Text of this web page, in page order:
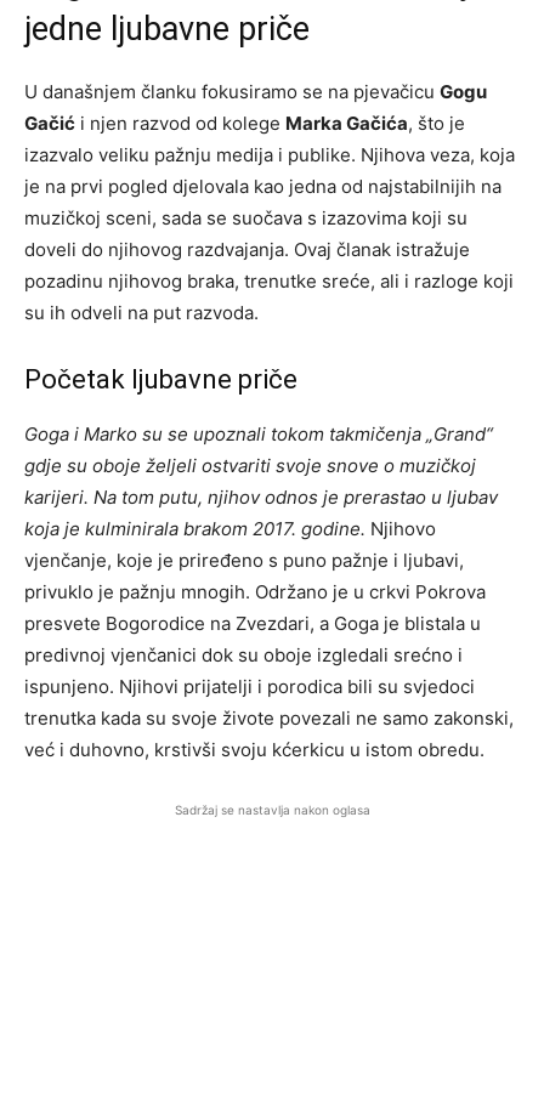
jedne ljubavne priče
U današnjem članku fokusiramo se na pjevačicu Gogu
Gačić i njen razvod od kolege Marka Gačića, što je
izazvalo veliku pažnju medija i publike. Njihova veza, koja
je na prvi pogled djelovala kao jedna od najstabilnijih na
muzičkoj sceni, sada se suočava s izazovima koji su
doveli do njihovog razdvajanja. Ovaj članak istražuje
pozadinu njihovog braka, trenutke sreće, ali i razloge koji
su ih odveli na put razvoda.
Početak ljubavne priče
Goga i Marko su se upoznali tokom takmičenja „Grand“
gdje su oboje željeli ostvariti svoje snove o muzičkoj
karijeri. Na tom putu, njihov odnos je prerastao u ljubav
koja je kulminirala brakom 2017. godine. Njihovo
vjenčanje, koje je priređeno s puno pažnje i ljubavi,
privuklo je pažnju mnogih. Održano je u crkvi Pokrova
presvete Bogorodice na Zvezdari, a Goga je blistala u
predivnoj vjenčanici dok su oboje izgledali srećno i
ispunjeno. Njihovi prijatelji i porodica bili su svjedoci
trenutka kada su svoje živote povezali ne samo zakonski,
već i duhovno, krstivši svoju kćerkicu u istom obredu.
Sadržaj se nastavlja nakon oglasa